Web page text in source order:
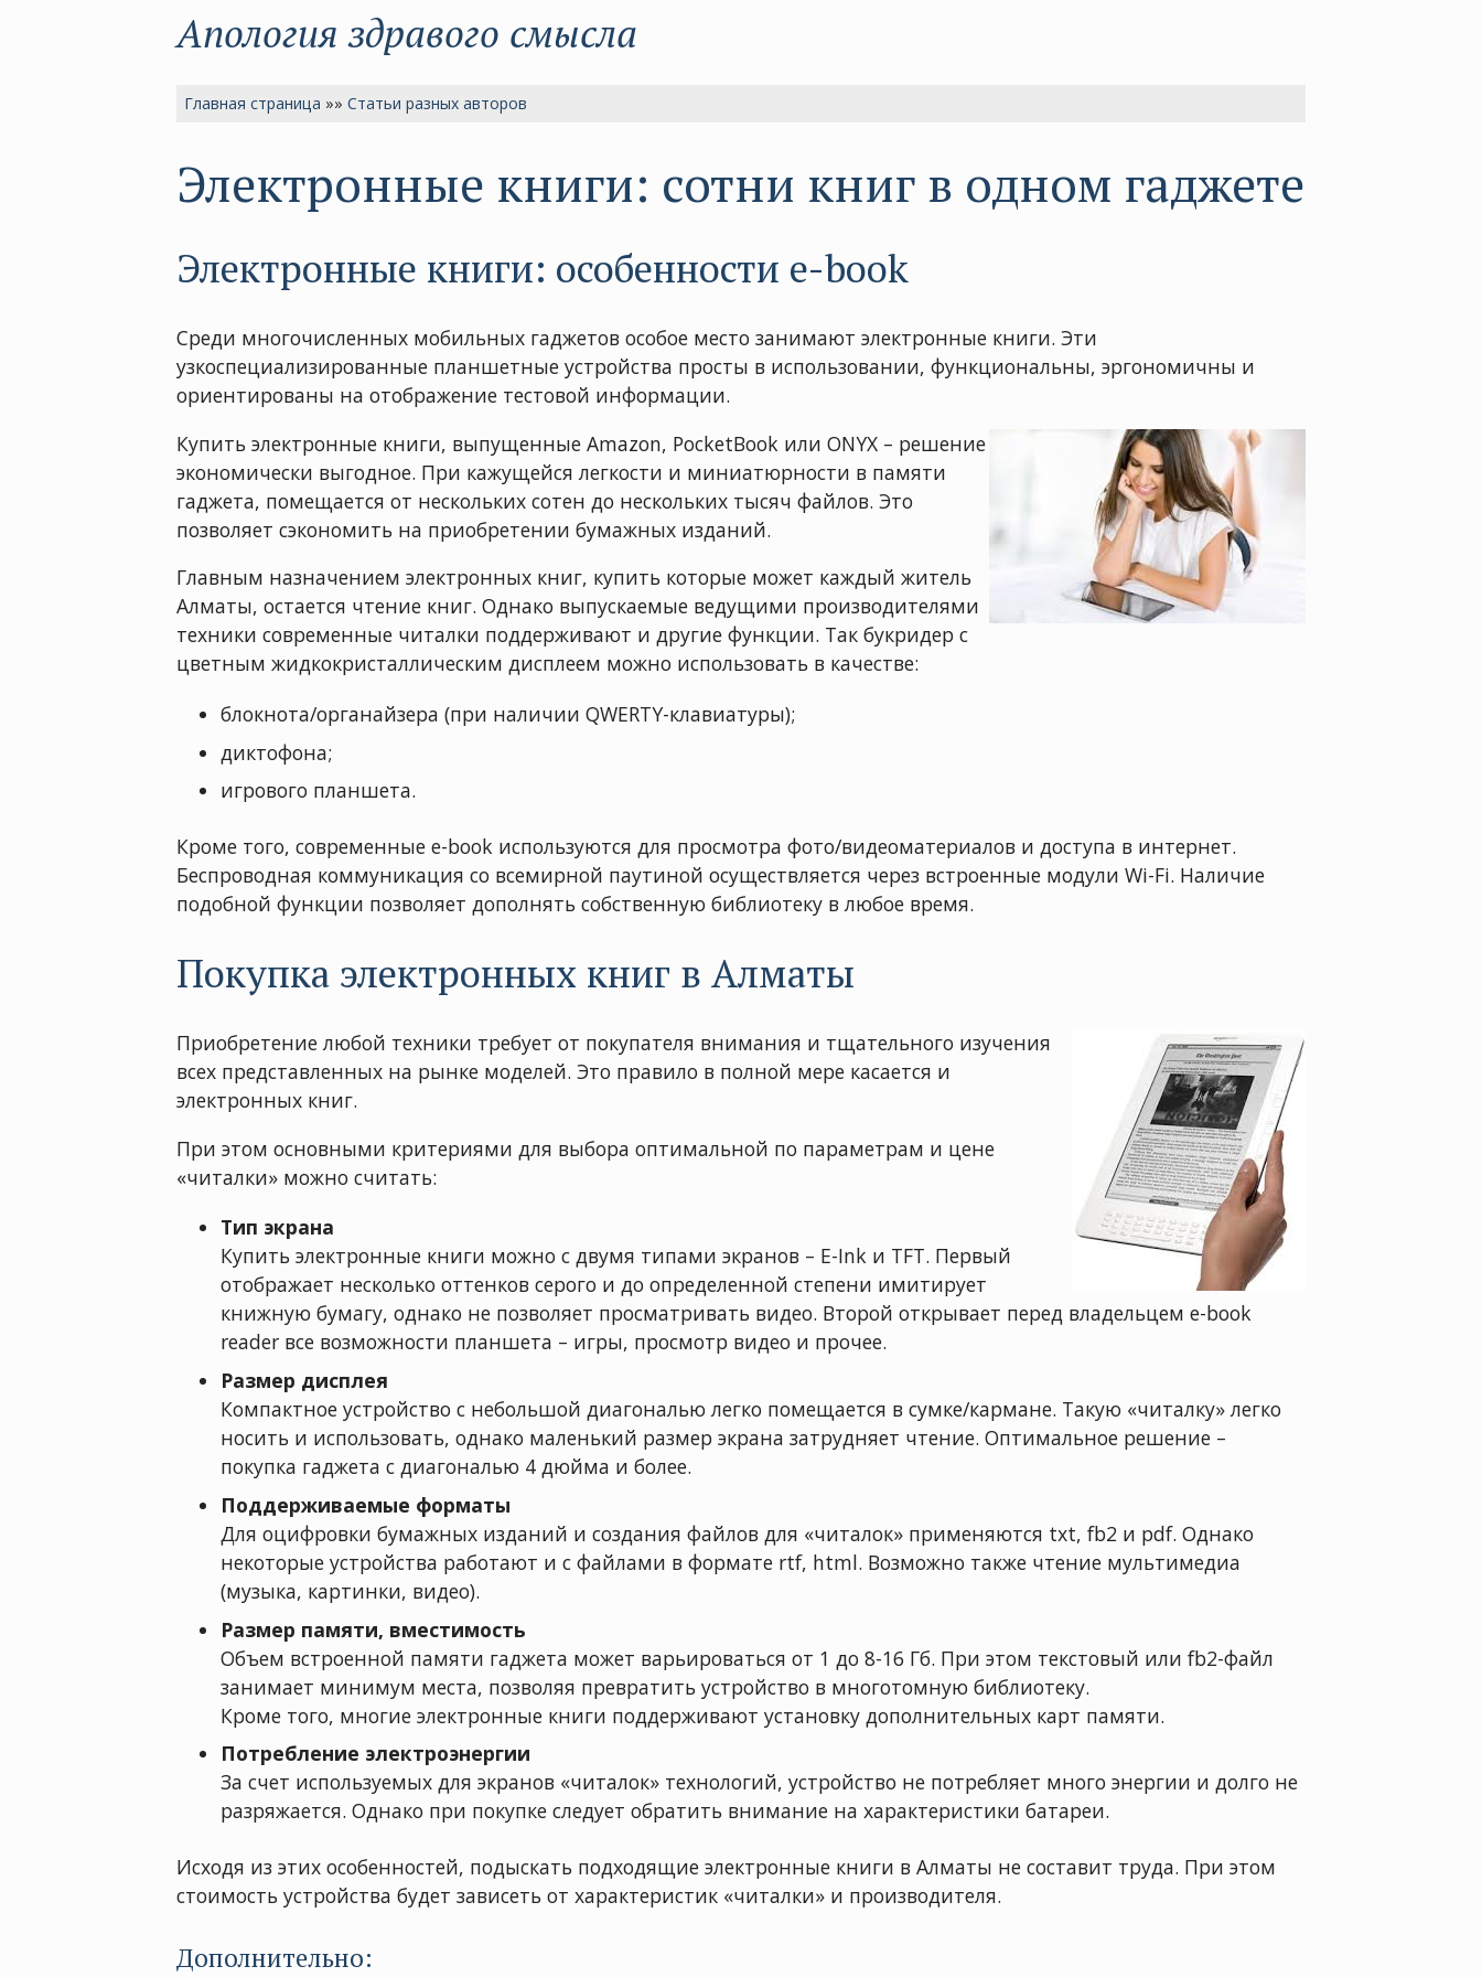
Апология здравого смысла
Главная страница »» Статьи разных авторов
Электронные книги: сотни книг в одном гаджете
Электронные книги: особенности e-book
Среди многочисленных мобильных гаджетов особое место занимают электронные книги. Эти
узкоспециализированные планшетные устройства просты в использовании, функциональны, эргономичны и
ориентированы на отображение тестовой информации.
Купить электронные книги, выпущенные Amazon, PocketBook или ONYX – решение
экономически выгодное. При кажущейся легкости и миниатюрности в памяти
гаджета, помещается от нескольких сотен до нескольких тысяч файлов. Это
позволяет сэкономить на приобретении бумажных изданий.
Главным назначением электронных книг, купить которые может каждый житель
Алматы, остается чтение книг. Однако выпускаемые ведущими производителями
техники современные читалки поддерживают и другие функции. Так букридер с
цветным жидкокристаллическим дисплеем можно использовать в качестве:
блокнота/органайзера (при наличии QWERTY-клавиатуры);
диктофона;
игрового планшета.
Кроме того, современные e-book используются для просмотра фото/видеоматериалов и доступа в интернет.
Беспроводная коммуникация со всемирной паутиной осуществляется через встроенные модули Wi-Fi. Наличие
подобной функции позволяет дополнять собственную библиотеку в любое время.
Покупка электронных книг в Алматы
Приобретение любой техники требует от покупателя внимания и тщательного изучения
всех представленных на рынке моделей. Это правило в полной мере касается и
электронных книг.
При этом основными критериями для выбора оптимальной по параметрам и цене
«читалки» можно считать:
Тип экрана
Купить электронные книги можно с двумя типами экранов – E-Ink и TFT. Первый
отображает несколько оттенков серого и до определенной степени имитирует
книжную бумагу, однако не позволяет просматривать видео. Второй открывает перед владельцем e-book
reader все возможности планшета – игры, просмотр видео и прочее.
Размер дисплея
Компактное устройство с небольшой диагональю легко помещается в сумке/кармане. Такую «читалку» легко
носить и использовать, однако маленький размер экрана затрудняет чтение. Оптимальное решение –
покупка гаджета с диагональю 4 дюйма и более.
Поддерживаемые форматы
Для оцифровки бумажных изданий и создания файлов для «читалок» применяются txt, fb2 и pdf. Однако
некоторые устройства работают и с файлами в формате rtf, html. Возможно также чтение мультимедиа
(музыка, картинки, видео).
Размер памяти, вместимость
Объем встроенной памяти гаджета может варьироваться от 1 до 8-16 Гб. При этом текстовый или fb2-файл
занимает минимум места, позволяя превратить устройство в многотомную библиотеку.
Кроме того, многие электронные книги поддерживают установку дополнительных карт памяти.
Потребление электроэнергии
За счет используемых для экранов «читалок» технологий, устройство не потребляет много энергии и долго не
разряжается. Однако при покупке следует обратить внимание на характеристики батареи.
Исходя из этих особенностей, подыскать подходящие электронные книги в Алматы не составит труда. При этом
стоимость устройства будет зависеть от характеристик «читалки» и производителя.
Дополнительно: